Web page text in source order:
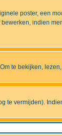
poster, een
indien
te bekijken,
te vermijden).